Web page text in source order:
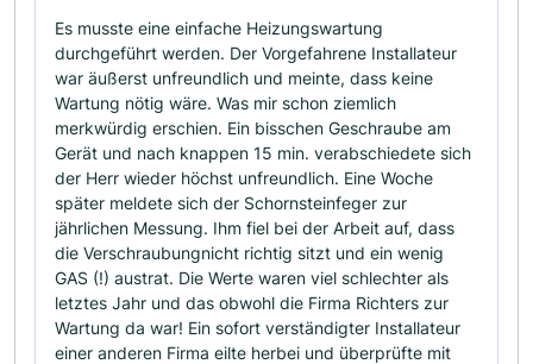
Es musste eine einfache Heizungswartung
durchgeführt werden. Der Vorgefahrene Installateur
war äußerst unfreundlich und meinte, dass keine
Wartung nötig wäre. Was mir schon ziemlich
merkwürdig erschien. Ein bisschen Geschraube am
Gerät und nach knappen 15 min. verabschiedete sich
der Herr wieder höchst unfreundlich. Eine Woche
später meldete sich der Schornsteinfeger zur
jährlichen Messung. Ihm fiel bei der Arbeit auf, dass
die Verschraubungnicht richtig sitzt und ein wenig
GAS (!) austrat. Die Werte waren viel schlechter als
letztes Jahr und das obwohl die Firma Richters zur
Wartung da war! Ein sofort verständigter Installateur
einer anderen Firma eilte herbei und überprüfte mit